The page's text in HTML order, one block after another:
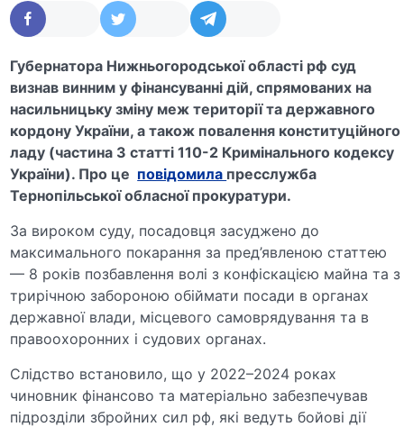
Губернатора Нижньогородської області рф суд
визнав винним у фінансуванні дій, спрямованих на
насильницьку зміну меж території та державного
кордону України, а також повалення конституційного
ладу (частина 3 статті 110-2 Кримінального кодексу
України). Про це повідомила пресслужба
Тернопільської обласної прокуратури.
За вироком суду, посадовця засуджено до
максимального покарання за пред’явленою статтею
— 8 років позбавлення волі з конфіскацією майна та з
трирічною забороною обіймати посади в органах
державної влади, місцевого самоврядування та в
правоохоронних і судових органах.
Слідство встановило, що у 2022–2024 роках
чиновник фінансово та матеріально забезпечував
підрозділи збройних сил рф, які ведуть бойові дії